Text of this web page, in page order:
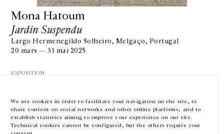
We use cookies in order to facilitate your navigation on the site, to
share content on social networks and other online platforms, and to
establish statistics aiming to improve your experience on our site.
Technical cookies cannot be configured, but the others require your
Mona Hatoum
Jardin Suspendu
Largo Hermenegildo Solheiro, Melgaço, Portugal
20 mars — 31 mai 2025
EXPOSITION
+33 1 42 77 38 87
GALERIE@CROUSEL.COM
HORAIRES D'OUVERTURE
DU MARDI AU VENDREDI
10H-18H
LE SAMEDI
EN FR 中文 Facebook Instagram